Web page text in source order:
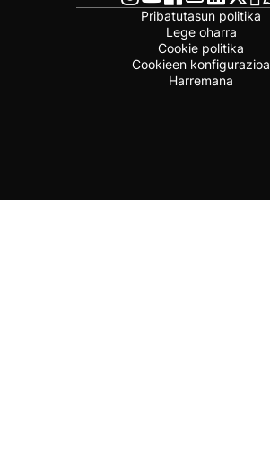
Pribatutasun politika
Lege oharra
Cookie politika
Cookieen konfigurazioa
Harremana